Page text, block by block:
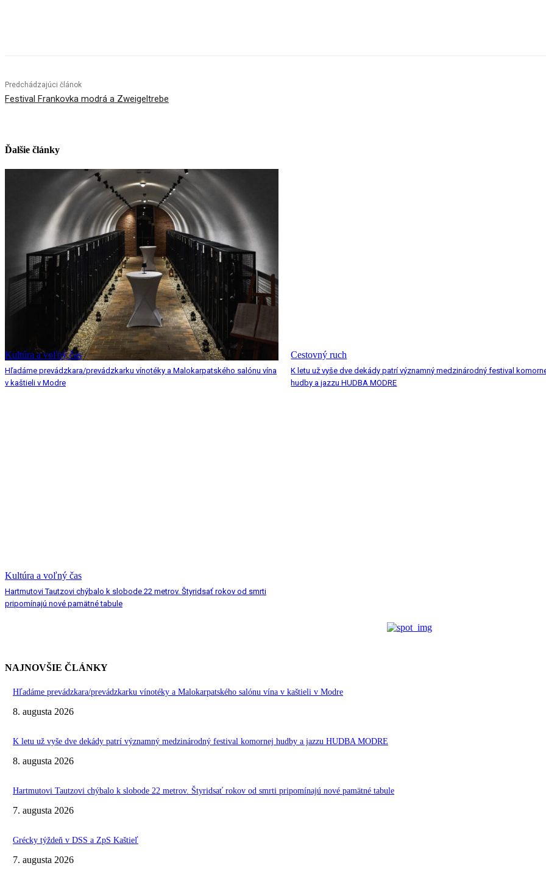
Predchádzajúci článok
Festival Frankovka modrá a Zweigeltrebe
Ďalšie články
Kultúra a voľný čas
Hľadáme prevádzkara/prevádzkarku vínotéky a Malokarpatského salónu vína
v kaštieli v Modre
Cestovný ruch
K letu už vyše dve dekády patrí významný medzinárodný festival
hudby a jazzu HUDBA MODRE
Kultúra a voľný čas
Hartmutovi Tautzovi chýbalo k slobode 22 metrov. Štyridsať rokov od smrti
pripomínajú nové pamätné tabule
NAJNOVŠIE ČLÁNKY
Hľadáme prevádzkara/prevádzkarku vínotéky a Malokarpatského salónu vína v kaštieli v Modre
8. augusta 2026
K letu už vyše dve dekády patrí významný medzinárodný festival komornej hudby a jazzu HUDBA MODRE
8. augusta 2026
Hartmutovi Tautzovi chýbalo k slobode 22 metrov. Štyridsať rokov od smrti pripomínajú nové pamätné tabule
7. augusta 2026
Grécky týždeň v DSS a ZpS Kaštieľ
7. augusta 2026